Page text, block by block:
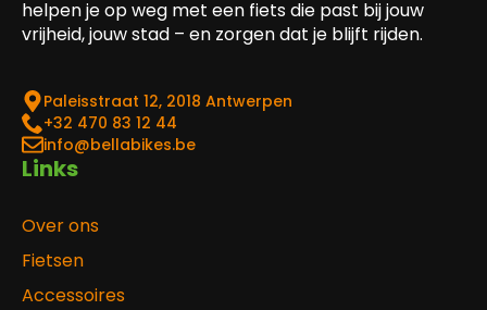
helpen je op weg met een fiets die past bij jouw
vrijheid, jouw stad – en zorgen dat je blijft rijden.
Paleisstraat 12, 2018 Antwerpen
‎+32 470 83 12 44
info@bellabikes.be
Links
Over ons
Fietsen
Accessoires